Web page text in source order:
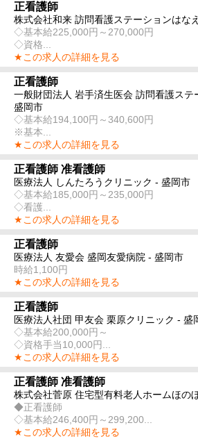
正看護師
株式会社和来 訪問看護ステーションはな
◇基本給225,000円～270,000円
◇資格...
★この求人の詳細を見る
正看護師
一般財団法人 岩手済生医会 訪問看護ステ
盛岡市
◇基本給194,100円～340,600円
※基本...
★この求人の詳細を見る
正看護師 准看護師
医療法人 しんたろうクリニック - 盛岡市
◇基本給185,000円～235,000円
◇看護...
★この求人の詳細を見る
正看護師
医療法人 友愛会 盛岡友愛病院 - 盛岡市
時給1,100円
★この求人の詳細を見る
正看護師
医療法人社団 甲友会 栗原クリニック - 盛
◇基本給200,000円～
◇資格手当10,000円...
★この求人の詳細を見る
正看護師 准看護師
株式会社菅原 住宅型有料老人ホームほの
◆正看護師
◇基本給246,400円～299,200...
★この求人の詳細を見る